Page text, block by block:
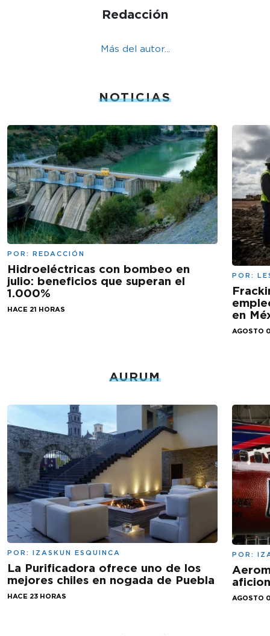
Redacción
Más del autor...
NOTICIAS
POR: REDACCIÓN
Hidroeléctricas con bombeo en
julio: beneficios que superan el
1.000%
HACE 21 HORAS
POR:
en
AGOSTO
AURUM
POR: IZASKUN ESQUINCA
La Purificadora ofrece uno de los
mejores chiles en nogada de Puebla
HACE 23 HORAS
POR:
AGOSTO